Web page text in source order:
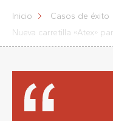
Inicio
Casos de éxito
Nueva carretilla «Atex»